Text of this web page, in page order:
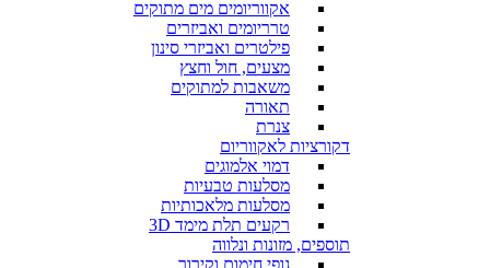
אקווריומים מים מתוקים
טרריומים ואביזרים
פילטרים ואביזרי סינון
מצעים, חול וחצץ
משאבות למתוקים
תאורה
צנרת
דקורציות לאקווריום
דמוי אלמוגים
מסלעות טבעיות
מסלעות מלאכותיות
רקעים תלת מימד 3D
תוספים, מזונות ונלווה
גופי חימום וקירור